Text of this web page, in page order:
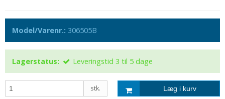
Model/Varenr.: 306505B
Lagerstatus: Leveringstid 3 til 5 dage
stk. Læg i kurv